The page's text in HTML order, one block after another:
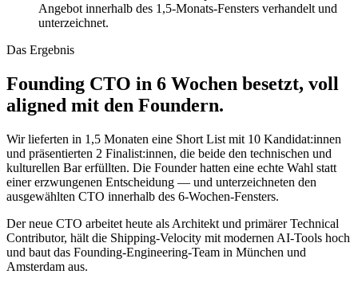
Angebot innerhalb des 1,5-Monats-Fensters verhandelt und
unterzeichnet.
Das Ergebnis
Founding CTO in 6 Wochen besetzt, voll
aligned mit den Foundern.
Wir lieferten in 1,5 Monaten eine Short List mit 10 Kandidat:innen
und präsentierten 2 Finalist:innen, die beide den technischen und
kulturellen Bar erfüllten. Die Founder hatten eine echte Wahl statt
einer erzwungenen Entscheidung — und unterzeichneten den
ausgewählten CTO innerhalb des 6-Wochen-Fensters.
Der neue CTO arbeitet heute als Architekt und primärer Technical
Contributor, hält die Shipping-Velocity mit modernen AI-Tools hoch
und baut das Founding-Engineering-Team in München und
Amsterdam aus.